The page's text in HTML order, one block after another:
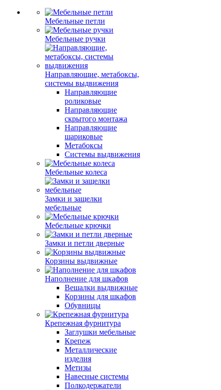
Мебельные петли
Мебельные ручки
Направляющие, метабоксы,
системы выдвижения
Направляющие
роликовые
Направляющие
скрытого монтажа
Направляющие
шариковые
Метабоксы
Системы выдвижения
Мебельные колеса
Замки и защелки
мебельные
Мебельные крючки
Замки и петли дверные
Корзины выдвижные
Наполнение для шкафов
Вешалки выдвижные
Корзины для шкафов
Обувницы
Крепежная фурнитура
Заглушки мебельные
Крепеж
Металлические
изделия
Метизы
Навесные системы
Полкодержатели